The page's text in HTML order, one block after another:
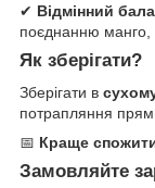
✔ Відмінний
поєднанню манго,
Як зберігати?
Зберігати в
потрапляння
📅 Краще
Замовляйте